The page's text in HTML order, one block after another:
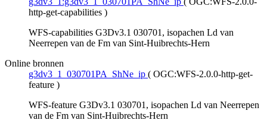
http-get-capabilities )
WFS-capabilities G3Dv3.1 030701, isopachen Ld van
Neerrepen van de Fm van Sint-Huibrechts-Hern
Online bronnen
g3dv3_1_030701PA_ShNe_ip ( OGC:WFS-2.0.0-http-get-
feature )
WFS-feature G3Dv3.1 030701, isopachen Ld van Neerrepen
van de Fm van Sint-Huibrechts-Hern